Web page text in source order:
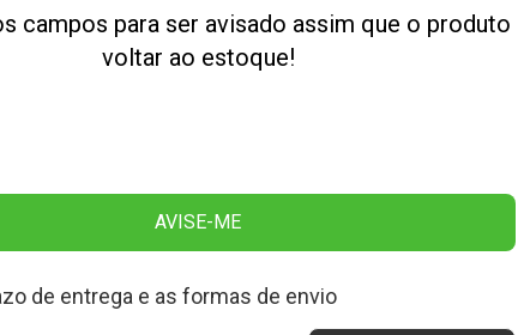
campos para ser avisado assim que o produto
voltar ao estoque!
AVISE-ME
de entrega e as formas de envio